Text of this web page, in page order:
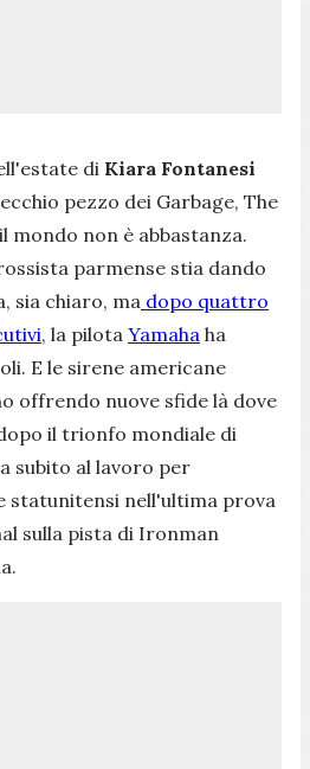
di Kiara Fontanesi
pezzo dei Garbage, The
mondo non è abbastanza.
parmense stia dando
sia chiaro, ma dopo quattro
, la pilota Yamaha ha
E le sirene americane
offrendo nuove sfide là dove
il trionfo mondiale di
subito al lavoro per
statunitensi nell'ultima prova
sulla pista di Ironman